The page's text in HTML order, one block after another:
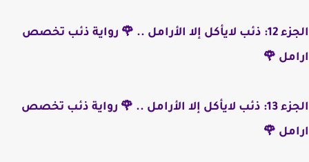
الجزء 12: ذئب لايأكل إلا الأرامل .. 🌹 رواية ذئب تخصص
ارامل 🌹
الجزء 13: ذئب لايأكل إلا الأرامل .. 🌹 رواية ذئب تخصص
ارامل 🌹